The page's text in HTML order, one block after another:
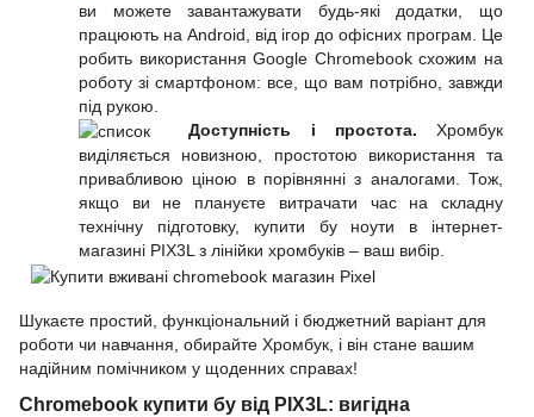
ви можете завантажувати будь-які додатки, що
працюють на Android, від ігор до офісних програм. Це
робить використання Google Chromеbook схожим на
роботу зі смартфоном: все, що вам потрібно, завжди
під рукою.
Доступність і простота.Хромбук
виділяється новизною, простотою використання та
привабливою ціною в порівнянні з аналогами. Тож,
якщо ви не плануєте витрачати час на складну
технічну підготовку, купити бу ноути в інтернет-
магазині PIX3L з лінійки хромбуків – ваш вибір.
Шукаєте простий, функціональний і бюджетний варіант для
роботи чи навчання, обирайте Хромбук, і він стане вашим
надійним помічником у щоденних справах!
Сhromebook купити бу від PIX3L: вигідна